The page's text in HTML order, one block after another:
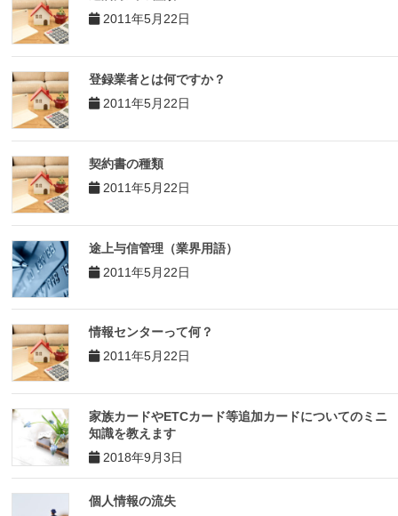
2011年5月22日
登録業者とは何ですか？
2011年5月22日
契約書の種類
2011年5月22日
途上与信管理（業界用語）
2011年5月22日
情報センターって何？
2011年5月22日
家族カードやETCカード等追加カードについてのミニ
知識を教えます
2018年9月3日
個人情報の流失